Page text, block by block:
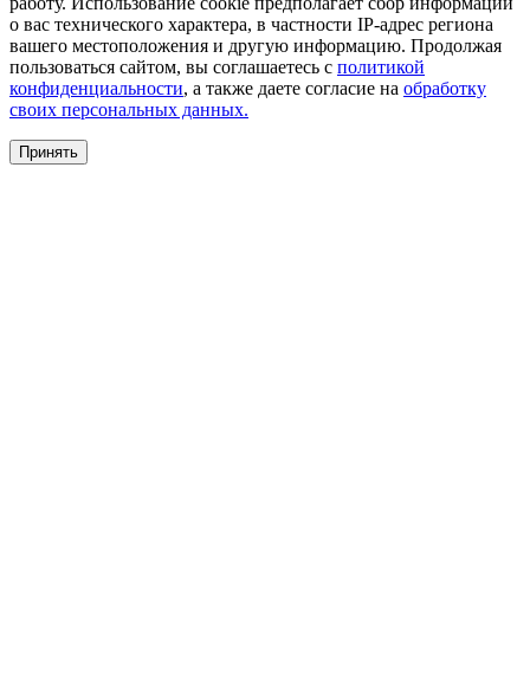
о вас технического характера, в частности IP-адрес региона
вашего местоположения и другую информацию. Продолжая
пользоваться сайтом, вы соглашаетесь с политикой
конфиденциальности, а также даете согласие на обработку
своих персональных данных.
Принять